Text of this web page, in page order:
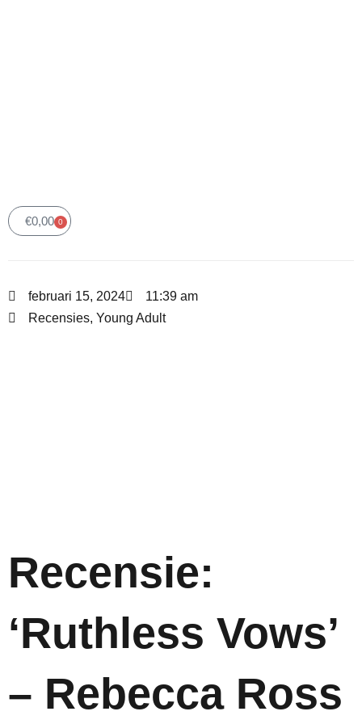
€0,00 0
Winkelwagen
februari 15, 2024
11:39 am
Recensies, Young Adult
Recensie:
‘Ruthless Vows’
– Rebecca Ross